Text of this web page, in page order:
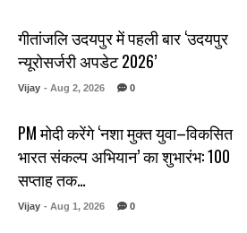
गीतांजलि उदयपुर में पहली बार ‘उदयपुर
न्यूरोसर्जरी अपडेट 2026’
Vijay - Aug 2, 2026 0
PM मोदी करेंगे ‘नशा मुक्त युवा–विकसित
भारत संकल्प अभियान’ का शुभारंभ: 100
सप्ताह तक…
Vijay - Aug 1, 2026 0